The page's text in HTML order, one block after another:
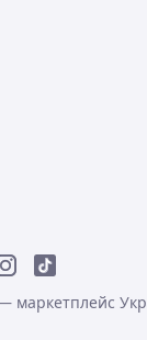
маркетплейс